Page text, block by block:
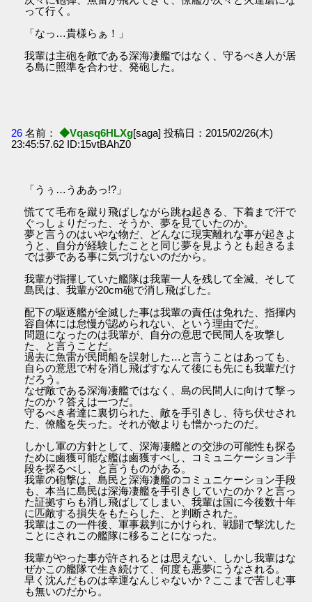
って行く。
「なっ…貴様らぁ！」
我輩は主砲を敵である深海凄艦ではなく、守るべき人が居
る島に照準を合わせ、発砲した。
26 名前： ◆Vqasq6HLXg[saga] 投稿日：2015/02/26(木)
23:45:57.62 ID:15vtBAhZ0
「うぅ…うああっ!?」
慌てて毛布を蹴り飛ばしながら跳ね起きる、下着まで汗で
ぐっしょりだった、そうか、夢を見ていたのか。
夢と言うのはいやな物だ、どんなに現実離れな事が起きよ
うと、自分が経験したことと同じ夢を見ようとも起きるま
では夢である事に気づけないのだから。
我輩が指揮していた艦隊は我輩一人を残して全滅、そして
島民は、我輩が20cm砲で消し飛ばした。
配下の駆逐艦が全滅した事は我輩の責任は免れた、指揮内
容自体には怠慢が認められない、という理由でだ。
問題になったのは我輩が、自分の意思で民間人を攻撃し
た、と言うことだ。
過去に魚雷が民間船を誤射した…と言うことはあっても、
自らの意思で村を消し飛ばすなんて後にも先にも我輩だけ
だろう。
なぜ敵である深海凄艦ではなく、島の民間人に向けて撃っ
たのか？答えは一つだ。
守るべき者達に裏切られた、敵を手引きし、待ち伏せされ
た、僚艦を失った。それが敵よりも憎かったのだ。
しかし軍の方針として、深海凄艦との交渉の可能性も探る
ために鹵獲可能な艦は鹵獲すべし、コミュニケーション手
段を探るべし、と言うものがある。
我輩の砲撃は、島民と深海凄艦のコミュニケーション手段
も、本当に島民は深海凄艦を手引きしていたのか？と言っ
た証拠すらも消し飛ばしてしまい、我輩は国に今後数十年
に匹敵する損失をもたらした、と判断された。
我輩はこの一件後、軍事裁判にかけられ、戦闘で撃沈した
ことにされこの艦隊に移ることになった。
我輩がやった事が許されるとは思えない、しかし我輩はな
ぜかこの艦隊で生き続けて、何度も悪夢にうなされる。
早く沈んだものは幸運なんじゃないか？ここまで苦しむ事
も無いのだから。